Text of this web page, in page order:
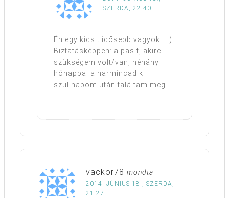
SZERDA, 22:40
Én egy kicsit idősebb vagyok… :)
Biztatásképpen: a pasit, akire
szükségem volt/van, néhány
hónappal a harmincadik
szülinapom után találtam meg…
vackor78 mondta
2014. JÚNIUS 18., SZERDA,
21:27